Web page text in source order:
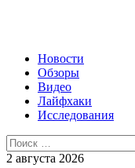
Новости
Обзоры
Видео
Лайфхаки
Исследования
2 августа 2026